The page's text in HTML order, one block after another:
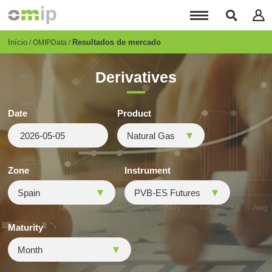
para
conteúdo
Breadcrumb
Início OMIPData Resultados de mercado
Derivatives
Date Product
Zone Instrument
Maturity